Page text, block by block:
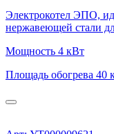
Электрокотел ЭПО,
нержавеющей стали
Мощность 4 кВт
Площадь обогрева 40